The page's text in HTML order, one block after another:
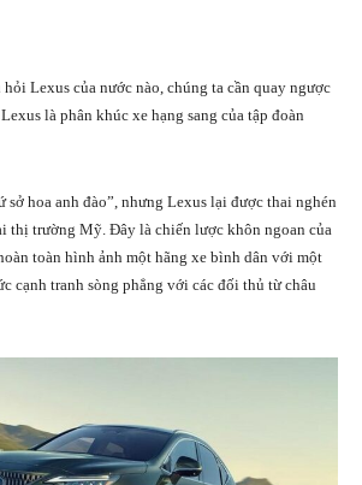
Lexus của nước nào, chúng ta cần quay ngược
là phân khúc xe hạng sang của tập đoàn
sở hoa anh đào”, nhưng Lexus lại được thai nghén
thị trường Mỹ. Đây là chiến lược khôn ngoan của
toàn hình ảnh một hãng xe bình dân với một
cạnh tranh sòng phẳng với các đối thủ từ châu